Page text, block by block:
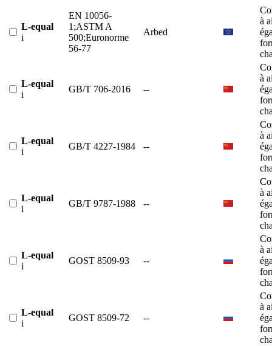
L-equal
i
EN 10056-
1;ASTM A
500;Euronorme
56-77
Arbed
à
L-equal
i
GB/T 706-2016 --
à
L-equal
i
GB/T 4227-1984 --
à
L-equal
i
GB/T 9787-1988 --
à
L-equal
i
GOST 8509-93 --
à
L-equal
i
GOST 8509-72 --
à